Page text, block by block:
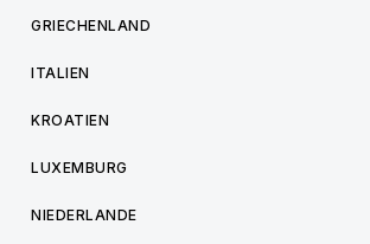
GRIECHENLAND
ITALIEN
KROATIEN
LUXEMBURG
NIEDERLANDE